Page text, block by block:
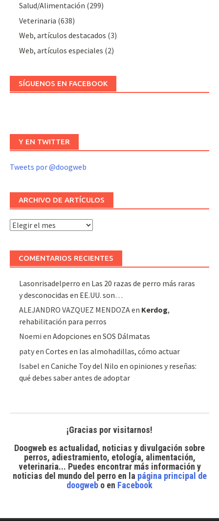
Salud/Alimentación (299)
Veterinaria (638)
Web, artículos destacados (3)
Web, artículos especiales (2)
SÍGUENOS EN FACEBOOK
Y EN TWITTER
Tweets por @doogweb
ARCHIVO DE ARTÍCULOS
Archivo
COMENTARIOS RECIENTES
Lasonrisadelperro en Las 20 razas de perro más raras
y desconocidas en EE.UU. son…
ALEJANDRO VAZQUEZ MENDOZAen Kerdog,
rehabilitación para perros
Noemi enAdopciones en SOS Dálmatas
patyenCortes en las almohadillas, cómo actuar
Isabel enCaniche Toy del Nilo en opiniones y reseñas:
qué debes saber antes de adoptar
¡Gracias por visitarnos!
Doogweb es actualidad, noticias y divulgación sobre
perros, adiestramiento, etología, alimentación,
veterinaria... Puedes encontrar más información y
noticias del mundo del perroen la página principal de
doogweb o en Facebook